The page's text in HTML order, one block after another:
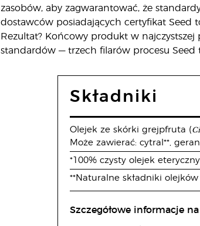
zasobów, aby zagwarantować, że
dostawców posiadających certyfikat Seed
Rezultat? Końcowy produkt w
standardów — trzech filarów procesu Seed
Składniki
Olejek ze skórki grejpfruta (
Może zawierać: cytral**,
*100% czysty olejek eteryczny
**Naturalne składniki
Szczegółowe informacje